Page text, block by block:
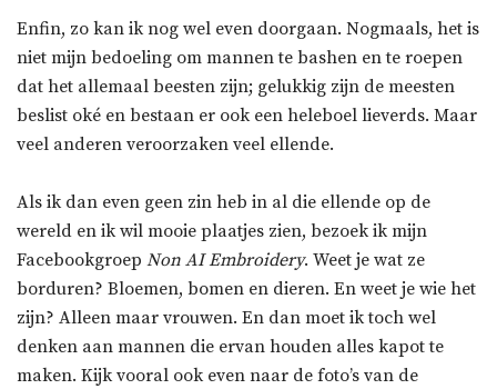
Enfin, zo kan ik nog wel even doorgaan. Nogmaals, het is
niet mijn bedoeling om mannen te bashen en te roepen
dat het allemaal beesten zijn; gelukkig zijn de meesten
beslist oké en bestaan er ook een heleboel lieverds. Maar
veel anderen veroorzaken veel ellende.
Als ik dan even geen zin heb in al die ellende op de
wereld en ik wil mooie plaatjes zien, bezoek ik mijn
Facebookgroep Non AI Embroidery. Weet je wat ze
borduren? Bloemen, bomen en dieren. En weet je wie het
zijn? Alleen maar vrouwen. En dan moet ik toch wel
denken aan mannen die ervan houden alles kapot te
maken. Kijk vooral ook even naar de foto’s van de